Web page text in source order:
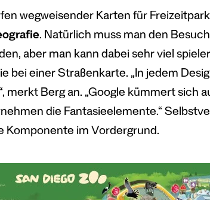
wegweisender Karten für
. Natürlich muss man den
aber man kann dabei sehr viel
bei einer Straßenkarte. „In jedem
merkt Berg an. „Google kümmert sich
die Fantasieelemente.“
Komponente im Vordergrund.